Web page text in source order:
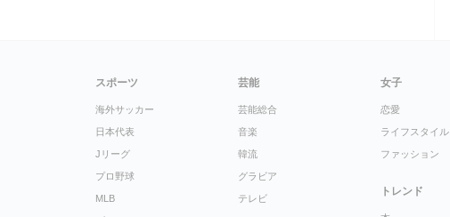
スポーツ
海外サッカー
日本代表
Jリーグ
プロ野球
MLB
芸能
芸能総合
音楽
韓流
グラビア
テレビ
女子
恋愛
ライフスタイル
ファッション
トレンド